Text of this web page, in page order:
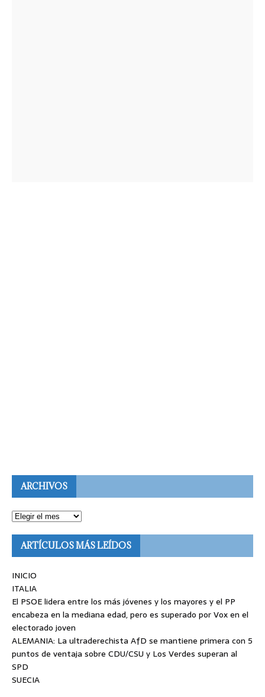
ARCHIVOS
ARTÍCULOS MÁS LEÍDOS
INICIO
ITALIA
El PSOE lidera entre los más jóvenes y los mayores y el PP
encabeza en la mediana edad, pero es superado por Vox en el
electorado joven
ALEMANIA: La ultraderechista AfD se mantiene primera con 5
puntos de ventaja sobre CDU/CSU y Los Verdes superan al
SPD
SUECIA